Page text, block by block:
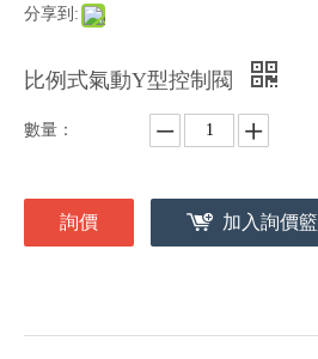
分享到:
比例式氣動Y型控制閥
數量：
詢價 加入詢價籃